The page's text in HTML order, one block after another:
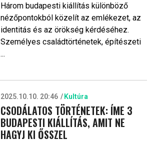
Három budapesti kiállítás különböző
nézőpontokból közelít az emlékezet, az
identitás és az örökség kérdéséhez.
Személyes családtörténetek, építészeti
...
2025.10.10. 20:46 Kultúra
CSODÁLATOS TÖRTÉNETEK: ÍME 3
BUDAPESTI KIÁLLÍTÁS, AMIT NE
HAGYJ KI ŐSSZEL